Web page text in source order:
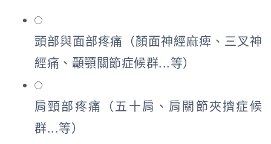
頭部與面部疼痛（顏面神經麻痺、三叉神
經痛、顳顎關節症候群...等）
肩頸部疼痛（五十肩、肩關節夾擠症候
群...等）